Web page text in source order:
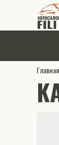
Главная